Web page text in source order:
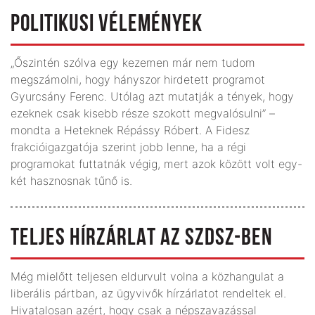
POLITIKUSI VÉLEMÉNYEK
„Őszintén szólva egy kezemen már nem tudom
megszámolni, hogy hányszor hirdetett programot
Gyurcsány Ferenc. Utólag azt mutatják a tények, hogy
ezeknek csak kisebb része szokott megvalósulni” –
mondta a Heteknek Répássy Róbert. A Fidesz
frakcióigazgatója szerint jobb lenne, ha a régi
programokat futtatnák végig, mert azok között volt egy-
két hasznosnak tűnő is.
TELJES HÍRZÁRLAT AZ SZDSZ-BEN
Még mielőtt teljesen eldurvult volna a közhangulat a
liberális pártban, az ügyvivők hírzárlatot rendeltek el.
Hivatalosan azért, hogy csak a népszavazással